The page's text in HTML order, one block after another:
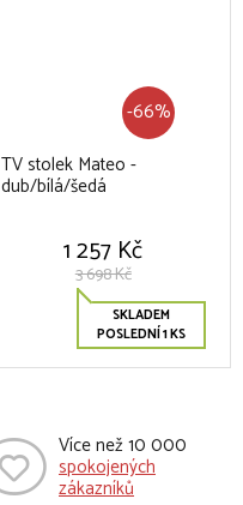
-66%
TV stolek Mateo -
dub/bílá/šedá
1 257 Kč
3 698 Kč
SKLADEM
POSLEDNÍ 1 KS
Více než 10 000
spokojených
zákazníků